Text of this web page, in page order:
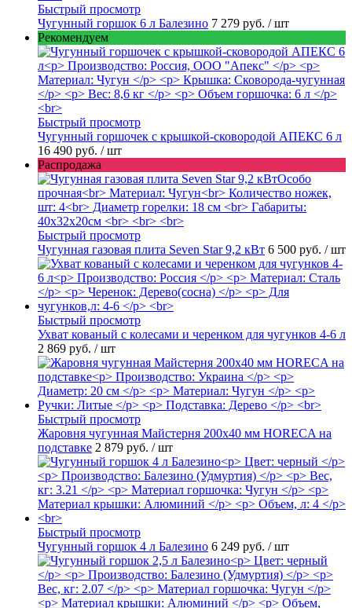
Быстрый просмотр
Чугунный горшок 6 л Балезино 7 279 руб. / шт
Рекомендуем
Быстрый просмотр
Чугунный горшочек с крышкой-сковородой АПЕКС 6 л
16 490 руб. / шт
Распродажа
Быстрый просмотр
Чугунная газовая плита Seven Star 9,2 кВт 6 500 руб. / шт
Быстрый просмотр
Ухват кованый с колесами и черенком для чугунков 4-6 л
2 869 руб. / шт
Быстрый просмотр
Жаровня чугунная Майстерня 200х40 мм HORECA на
подставке 2 879 руб. / шт
Быстрый просмотр
Чугунный горшок 4 л Балезино 6 249 руб. / шт